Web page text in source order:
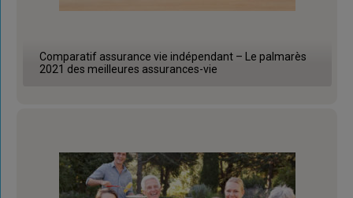
Comparatif assurance vie indépendant – Le palmarès
2021 des meilleures assurances-vie